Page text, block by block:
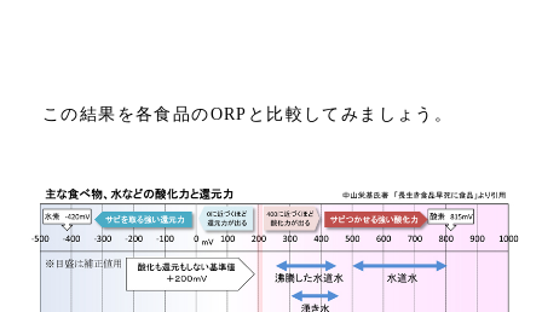
この結果を各食品のORPと比較してみましょう。